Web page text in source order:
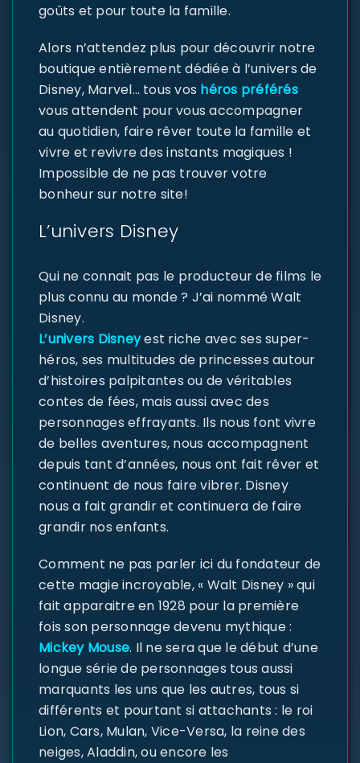
goûts et pour toute la famille.
Alors n’attendez plus pour découvrir notre
boutique entièrement dédiée à l’univers de
Disney, Marvel… tous vos héros préférés
vous attendent pour vous accompagner
au quotidien, faire rêver toute la famille et
vivre et revivre des instants magiques !
Impossible de ne pas trouver votre
bonheur sur notre site!
L’univers Disney
Qui ne connait pas le producteur de films le
plus connu au monde ? J’ai nommé Walt
Disney.
L’univers Disneyest riche avec ses super-
héros, ses multitudes de princesses autour
d’histoires palpitantes ou de véritables
contes de fées, mais aussi avec des
personnages effrayants. Ils nous font vivre
de belles aventures, nous accompagnent
depuis tant d’années, nous ont fait rêver et
continuent de nous faire vibrer. Disney
nous a fait grandir et continuera de faire
grandir nos enfants.
Comment ne pas parler ici du fondateur de
cette magie incroyable, « Walt Disney » qui
fait apparaitre en 1928 pour la première
fois son personnage devenu mythique :
Mickey Mouse. Il ne sera que le début d’une
longue série de personnages tous aussi
marquants les uns que les autres, tous si
différents et pourtant si attachants : le roi
Lion, Cars, Mulan, Vice-Versa, la reine des
neiges, Aladdin, ou encore les